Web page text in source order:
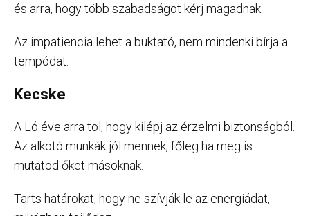
és arra, hogy több szabadságot kérj magadnak.
Az impatiencia lehet a buktató, nem mindenki bírja a
tempódat.
Kecske
A Ló éve arra tol, hogy kilépj az érzelmi biztonságból.
Az alkotó munkák jól mennek, főleg ha meg is
mutatod őket másoknak.
Tarts határokat, hogy ne szívják le az energiádat,